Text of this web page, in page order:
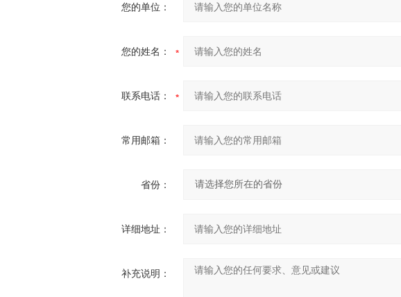
您的单位：
您的姓名：
联系电话：
常用邮箱：
省份：
详细地址：
补充说明：